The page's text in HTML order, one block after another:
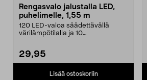
Rengasvalo jalustalla LED,
puhelimelle, 1,55 m
120 LED-valoa säädettävällä
värilämpötilalla ja 10
29,95
Lisää ostoskoriin